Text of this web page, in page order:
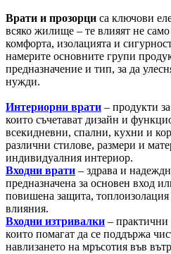
Врати и прозорци са ключови
всяко жилище – те влияят не
комфорта, изолацията и
намерите основните групи
предназначение и тип, за да
нужди.
Интериорни врати – продукти
които съчетават дизайн и
всекидневни, спални, кухни и
различни стилове, размери и
индивидуалния интериор.
Входни врати – здрава и
предназначена за основен вход
повишена защита,
влияния.
Входни изтривалки – практични
които помагат да се поддържа
навлизането на мръсотия във